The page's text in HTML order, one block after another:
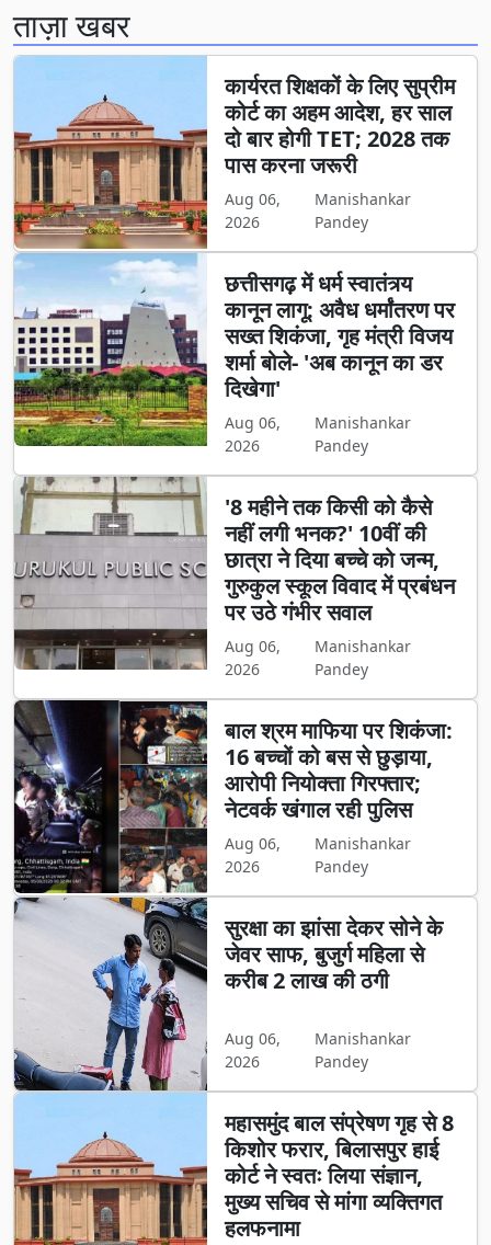
ताज़ा खबर
कार्यरत शिक्षकों के लिए सुप्रीम
कोर्ट का अहम आदेश, हर साल
दो बार होगी TET; 2028 तक
पास करना जरूरी
Aug 06,
2026
Manishankar
Pandey
छत्तीसगढ़ में धर्म स्वातंत्र्य
कानून लागू: अवैध धर्मांतरण पर
सख्त शिकंजा, गृह मंत्री विजय
शर्मा बोले- 'अब कानून का डर
दिखेगा'
Aug 06,
2026
Manishankar
Pandey
'8 महीने तक किसी को कैसे
नहीं लगी भनक?' 10वीं की
छात्रा ने दिया बच्चे को जन्म,
गुरुकुल स्कूल विवाद में प्रबंधन
पर उठे गंभीर सवाल
Aug 06,
2026
Manishankar
Pandey
बाल श्रम माफिया पर शिकंजा:
16 बच्चों को बस से छुड़ाया,
आरोपी नियोक्ता गिरफ्तार;
नेटवर्क खंगाल रही पुलिस
Aug 06,
2026
Manishankar
Pandey
सुरक्षा का झांसा देकर सोने के
जेवर साफ, बुजुर्ग महिला से
करीब 2 लाख की ठगी
Aug 06,
2026
Manishankar
Pandey
महासमुंद बाल संप्रेषण गृह से 8
किशोर फरार, बिलासपुर हाई
कोर्ट ने स्वतः लिया संज्ञान,
मुख्य सचिव से मांगा व्यक्तिगत
हलफनामा